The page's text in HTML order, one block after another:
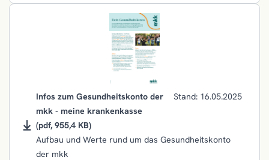
Infos zum Gesundheitskonto der
mkk - meine krankenkasse
(pdf, 955,4 KB)
Stand: 16.05.2025
Aufbau und Werte rund um das Gesundheitskonto
der mkk